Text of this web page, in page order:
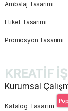
Ambalaj Tasarımı
Etiket Tasarımı
Promosyon Tasarımı
KREATİF
Kurumsal
Katalog Tasarım